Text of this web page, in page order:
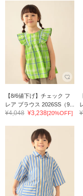
【8/6値下げ】チェック フ
レア ブラウス 2026SS（9...
¥4,048 ¥3,238[20%OFF]